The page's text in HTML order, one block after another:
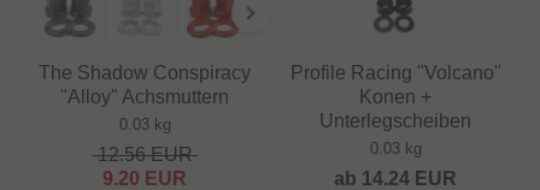
The Shadow Conspiracy
"Alloy" Achsmuttern
0.03 kg
12.56EUR
9.20 EUR
Profile Racing "Volcano"
Konen +
Unterlegscheiben
0.03 kg
ab 14.24 EUR